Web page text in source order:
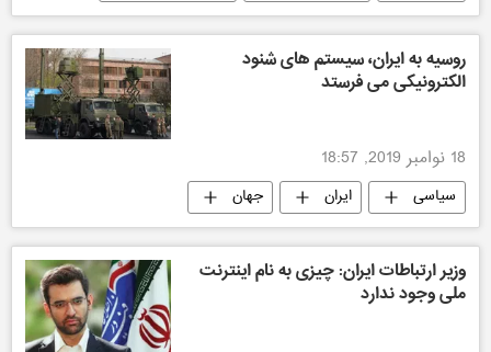
روسیه به ایران، سیستم های شنود
الکترونیکی می فرستد
18 نوامبر 2019, 18:57
سیاسی ایران
جهان
روسیه
تکنولوژی نظامی
وزیر ارتباطات ایران: چیزی به نام اینترنت
ملی وجود ندارد